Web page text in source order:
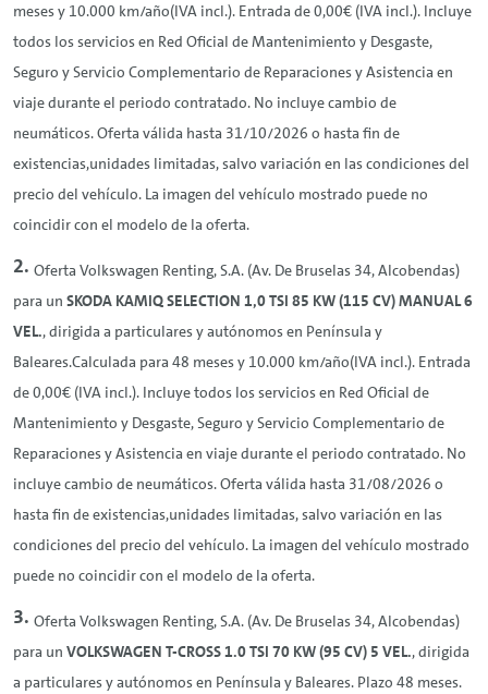
meses y 10.000 km/año(IVA incl.). Entrada de 0,00€ (IVA incl.). Incluye
todos los servicios en Red Oficial de Mantenimiento y Desgaste,
Seguro y Servicio Complementario de Reparaciones y Asistencia en
viaje durante el periodo contratado. No incluye cambio de
neumáticos. Oferta válida hasta 31/10/2026 o hasta fin de
existencias,unidades limitadas, salvo variación en las condiciones del
precio del vehículo. La imagen del vehículo mostrado puede no
coincidir con el modelo de la oferta.
Oferta Volkswagen Renting, S.A. (Av. De Bruselas 34, Alcobendas)
para un SKODA KAMIQ SELECTION 1,0 TSI 85 KW (115 CV) MANUAL 6
VEL., dirigida a particulares y autónomos en Península y
Baleares.Calculada para 48 meses y 10.000 km/año(IVA incl.). Entrada
de 0,00€ (IVA incl.). Incluye todos los servicios en Red Oficial de
Mantenimiento y Desgaste, Seguro y Servicio Complementario de
Reparaciones y Asistencia en viaje durante el periodo contratado. No
incluye cambio de neumáticos. Oferta válida hasta 31/08/2026 o
hasta fin de existencias,unidades limitadas, salvo variación en las
condiciones del precio del vehículo. La imagen del vehículo mostrado
puede no coincidir con el modelo de la oferta.
Oferta Volkswagen Renting, S.A. (Av. De Bruselas 34, Alcobendas)
para un VOLKSWAGEN T-CROSS 1.0 TSI 70 KW (95 CV) 5 VEL., dirigida
a particulares y autónomos en Península y Baleares. Plazo 48 meses.